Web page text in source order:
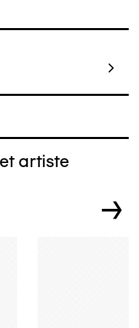
artiste
→